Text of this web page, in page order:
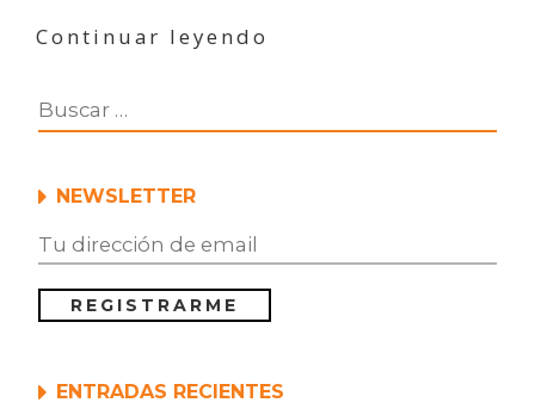
Continuar leyendo
ciclos
NEWSLETTER
ENTRADAS RECIENTES